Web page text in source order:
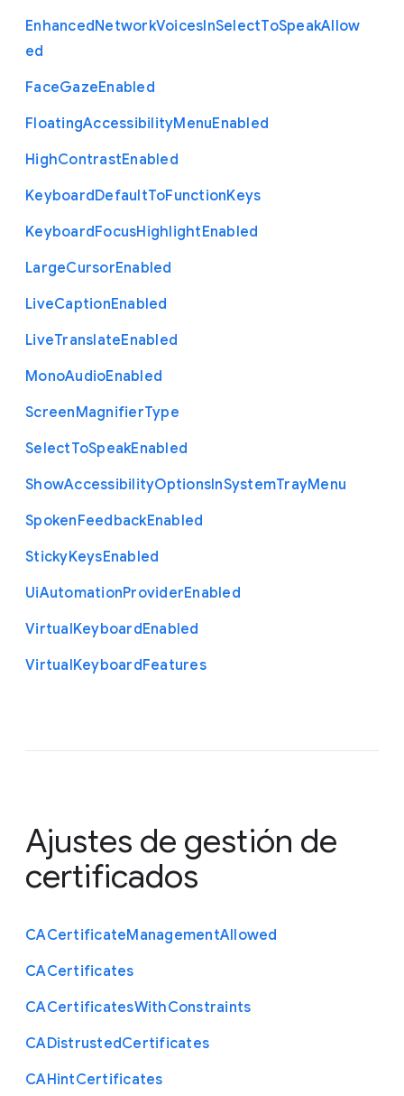
EnhancedNetworkVoicesInSelectToSpeakAllow
ed
FaceGazeEnabled
FloatingAccessibilityMenuEnabled
HighContrastEnabled
KeyboardDefaultToFunctionKeys
KeyboardFocusHighlightEnabled
LargeCursorEnabled
LiveCaptionEnabled
LiveTranslateEnabled
MonoAudioEnabled
ScreenMagnifierType
SelectToSpeakEnabled
ShowAccessibilityOptionsInSystemTrayMenu
SpokenFeedbackEnabled
StickyKeysEnabled
UiAutomationProviderEnabled
VirtualKeyboardEnabled
VirtualKeyboardFeatures
Ajustes de gestión de
certificados
CACertificateManagementAllowed
CACertificates
CACertificatesWithConstraints
CADistrustedCertificates
CAHintCertificates